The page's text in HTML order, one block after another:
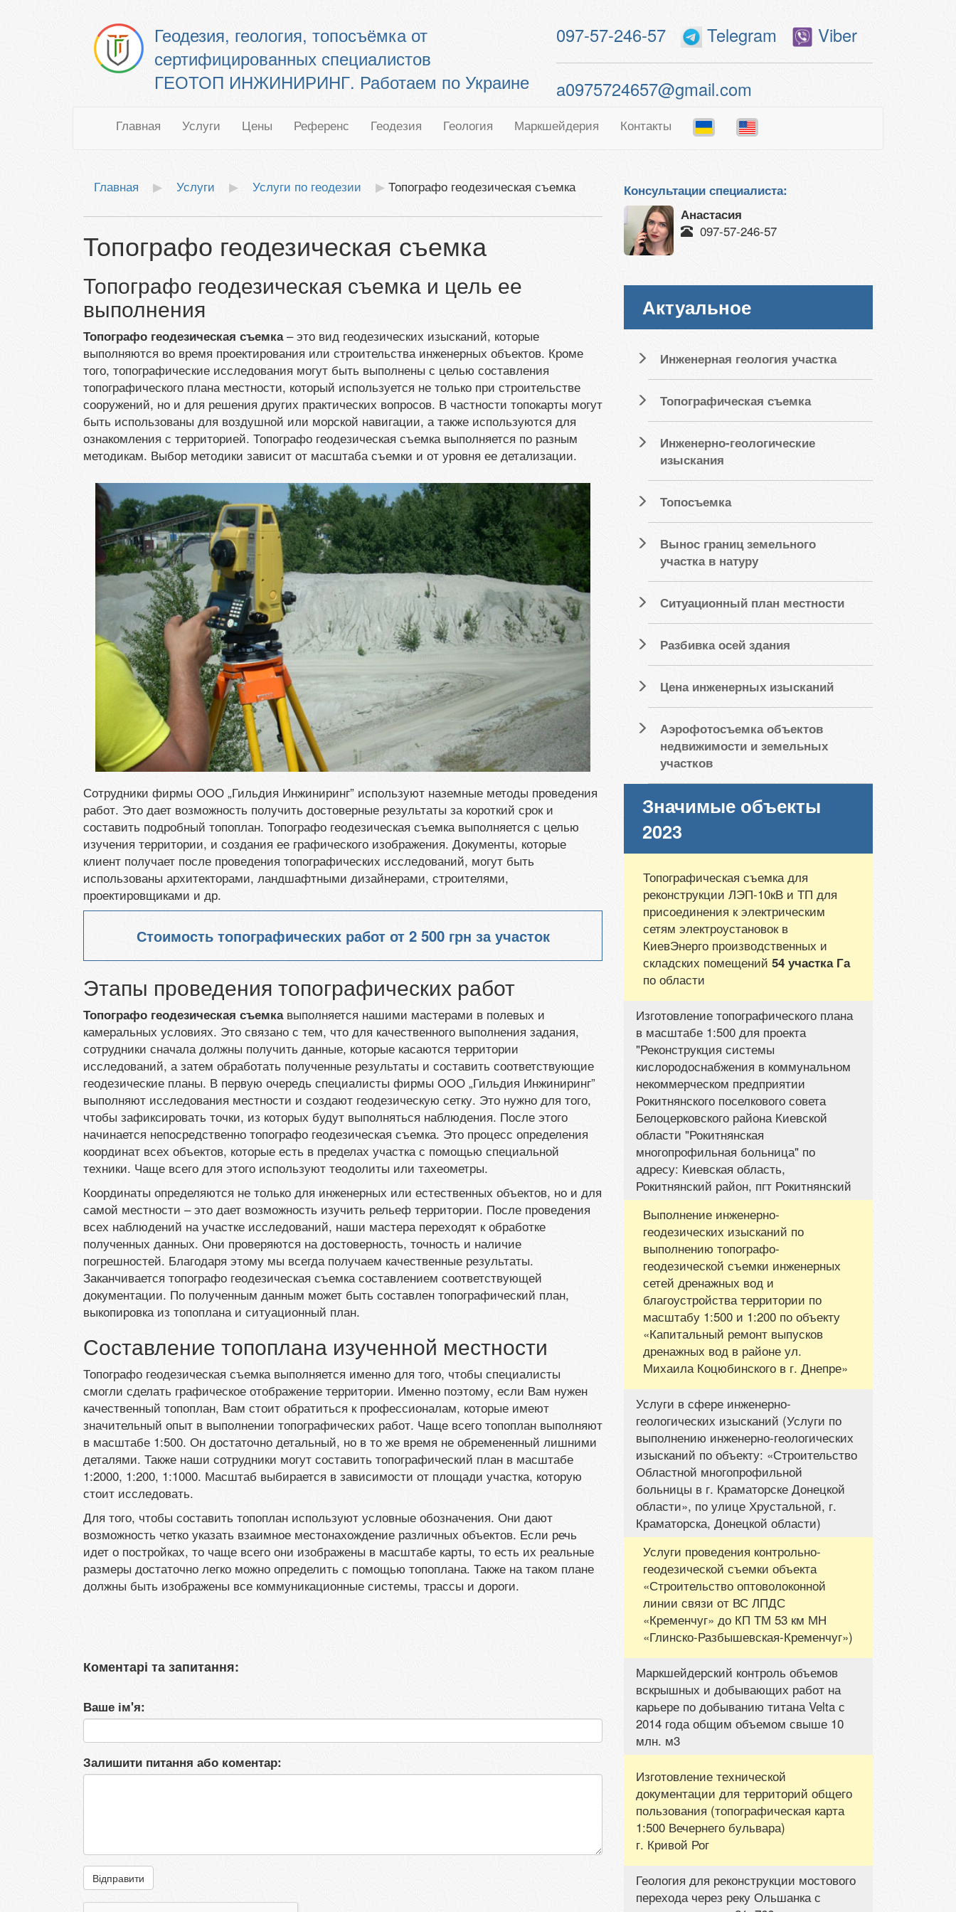
Геодезия, геология, топосъёмка от
сертифицированных специалистов
ГЕОТОП ИНЖИНИРИНГ. Работаем по Украине
097-57-246-57 Telegram Viber
a0975724657@gmail.com
Главная Услуги Цены Референс Геодезия Геология Маркшейдерия Контакты
Главная Услуги Услуги по геодезии Топографо геодезическая съемка
Топографо геодезическая съемка
Топографо геодезическая съемка и цель ее
выполнения
Топографо геодезическая съемка– это вид геодезических изысканий, которые
выполняются во время проектирования или строительства инженерных объектов. Кроме
того, топографические исследования могут быть выполнены с целью составления
топографического плана местности, который используется не только при строительстве
сооружений, но и для решения других практических вопросов. В частности топокарты могут
быть использованы для воздушной или морской навигации, а также используются для
ознакомления с территорией. Топографо геодезическая съемка выполняется по разным
методикам. Выбор методики зависит от масштаба съемки и от уровня ее детализации.
Сотрудники фирмы ООО „Гильдия Инжиниринг” используют наземные методы проведения
работ. Это дает возможность получить достоверные результаты за короткий срок и
составить подробный топоплан. Топографо геодезическая съемка выполняется с целью
изучения территории, и создания ее графического изображения. Документы, которые
клиент получает после проведения топографических исследований, могут быть
использованы архитекторами, ландшафтными дизайнерами, строителями,
проектировщиками и др.
Стоимость топографических работ от 2 500 грн за участок
Этапы проведения топографических работ
Топографо геодезическая съемкавыполняется нашими мастерами в полевых и
камеральных условиях. Это связано с тем, что для качественного выполнения задания,
сотрудники сначала должны получить данные, которые касаются территории
исследований, а затем обработать полученные результаты и составить соответствующие
геодезические планы. В первую очередь специалисты фирмы ООО „Гильдия Инжиниринг”
выполняют исследования местности и создают геодезическую сетку. Это нужно для того,
чтобы зафиксировать точки, из которых будут выполняться наблюдения. После этого
начинается непосредственно топографо геодезическая съемка. Это процесс определения
координат всех объектов, которые есть в пределах участка с помощью специальной
техники. Чаще всего для этого используют теодолиты или тахеометры.
Координаты определяются не только для инженерных или естественных объектов, но и для
самой местности – это дает возможность изучить рельеф территории. После проведения
всех наблюдений на участке исследований, наши мастера переходят к обработке
полученных данных. Они проверяются на достоверность, точность и наличие
погрешностей. Благодаря этому мы всегда получаем качественные результаты.
Заканчивается топографо геодезическая съемка составлением соответствующей
документации. По полученным данным может быть составлен топографический план,
выкопировка из топоплана и ситуационный план.
Составление топоплана изученной местности
Топографо геодезическая съемка выполняется именно для того, чтобы специалисты
смогли сделать графическое отображение территории. Именно поэтому, если Вам нужен
качественный топоплан, Вам стоит обратиться к профессионалам, которые имеют
значительный опыт в выполнении топографических работ. Чаще всего топоплан выполняют
в масштабе 1:500. Он достаточно детальный, но в то же время не обремененный лишними
деталями. Также наши сотрудники могут составить топографический план в масштабе
1:2000, 1:200, 1:1000. Масштаб выбирается в зависимости от площади участка, которую
стоит исследовать.
Для того, чтобы составить топоплан используют условные обозначения. Они дают
возможность четко указать взаимное местонахождение различных объектов. Если речь
идет о постройках, то чаще всего они изображены в масштабе карты, то есть их реальные
размеры достаточно легко можно определить с помощью топоплана. Также на таком плане
должны быть изображены все коммуникационные системы, трассы и дороги.
Коментарі та запитання:
Ваше ім'я:
Залишити питання або коментар:
Відправити
Консультации специалиста:
Анастасия
097-57-246-57
Актуальное
Инженерная геология участка
Топографическая съемка
Инженерно-геологические
изыскания
Топосъемка
Вынос границ земельного
участка в натуру
Ситуационный план местности
Разбивка осей здания
Цена инженерных изысканий
Аэрофотосъемка объектов
недвижимости и земельных
участков
Значимые объекты
2023
Топографическая съемка для
реконструкции ЛЭП-10кВ и ТП для
присоединения к электрическим
сетям электроустановок в
КиевЭнерго производственных и
складских помещений 54 участка Га
по области
Изготовление топографического плана
в масштабе 1:500 для проекта
"Реконструкция системы
кислородоснабжения в коммунальном
некоммерческом предприятии
Рокитнянского поселкового совета
Белоцерковского района Киевской
области "Рокитнянская
многопрофильная больница" по
адресу: Киевская область,
Рокитнянский район, пгт Рокитнянский
Выполнение инженерно-
геодезических изысканий по
выполнению топографо-
геодезической съемки инженерных
сетей дренажных вод и
благоустройства территории по
масштабу 1:500 и 1:200 по объекту
«Капитальный ремонт выпусков
дренажных вод в районе ул.
Михаила Коцюбинского в г. Днепре»
Услуги в сфере инженерно-
геологических изысканий (Услуги по
выполнению инженерно-геологических
изысканий по объекту: «Строительство
Областной многопрофильной
больницы в г. Краматорске Донецкой
области», по улице Хрустальной, г.
Краматорска, Донецкой области)
Услуги проведения контрольно-
геодезической съемки объекта
«Строительство оптоволоконной
линии связи от ВС ЛПДС
«Кременчуг» до КП ТМ 53 км МН
«Глинско-Разбышевская-Кременчуг»)
Маркшейдерский контроль объемов
вскрышных и добывающих работ на
карьере по добыванию титана Velta с
2014 года общим объемом свыше 10
млн. м3
Изготовление технической
документации для территорий общего
пользования (топографическая карта
1:500 Вечернего бульвара)
г. Кривой Рог
Геология для реконструкции мостового
перехода через реку Ольшанка с